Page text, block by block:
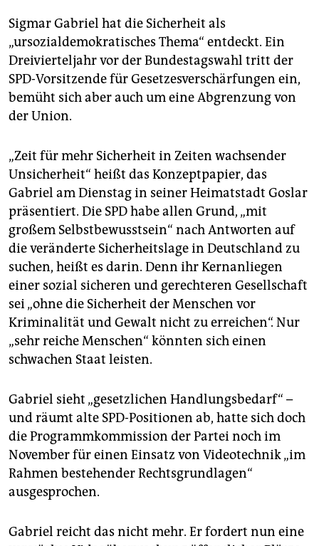
abo
genossenschaft
epaper login
Sigmar Gabriel hat die Sicherheit als
„ursozialdemokratisches Thema“ entdeckt. Ein
Dreivierteljahr vor der Bundestagswahl tritt der
SPD-Vorsitzende für Gesetzesverschärfungen ein,
bemüht sich aber auch um eine Abgrenzung von
der Union.
„Zeit für mehr Sicherheit in Zeiten wachsender
Unsicherheit“ heißt das Konzeptpapier, das
Gabriel am Dienstag in seiner Heimatstadt Goslar
präsentiert. Die SPD habe allen Grund, „mit
großem Selbstbewusstsein“ nach Antworten auf
die veränderte Sicherheitslage in Deutschland zu
suchen, heißt es darin. Denn ihr Kernanliegen
einer sozial sicheren und gerechteren Gesellschaft
sei „ohne die Sicherheit der Menschen vor
Kriminalität und Gewalt nicht zu erreichen“. Nur
„sehr reiche Menschen“ könnten sich einen
schwachen Staat leisten.
Gabriel sieht „gesetzlichen Handlungsbedarf“ –
und räumt alte SPD-Positionen ab, hatte sich doch
die Programmkommission der Partei noch im
November für einen Einsatz von Videotechnik „im
Rahmen bestehender Rechtsgrundlagen“
ausgesprochen.
Gabriel reicht das nicht mehr. Er fordert nun eine